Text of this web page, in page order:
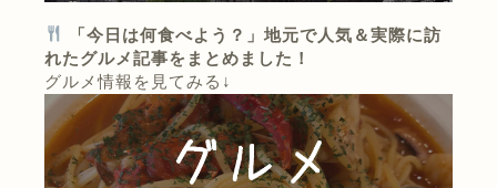
「今日は何食べよう？」地元で人気＆実際に訪
れたグルメ記事をまとめました！
グルメ情報を見てみる↓